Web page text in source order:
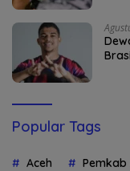
Popular Tags
Aceh Pemkab